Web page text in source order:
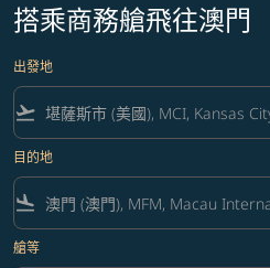
搭乘商務艙飛往澳門
出發地
flight_takeoff
目的地
flight_land
艙等